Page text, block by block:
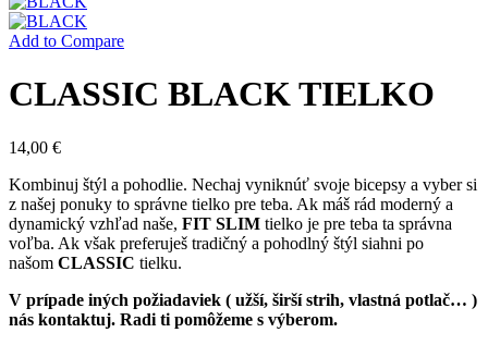
Add to Compare
CLASSIC BLACK TIELKO
14,00 €
Kombinuj štýl a pohodlie. Nechaj vyniknúť svoje bicepsy a vyber si
z našej ponuky to správne tielko pre teba. Ak máš rád moderný a
dynamický vzhľad naše, FIT SLIM tielko je pre teba ta správna
voľba. Ak však preferuješ tradičný a pohodlný štýl siahni po
našom CLASSIC tielku.
V prípade iných požiadaviek ( užší, širší strih, vlastná potlač… )
nás kontaktuj. Radi ti pomôžeme s výberom.